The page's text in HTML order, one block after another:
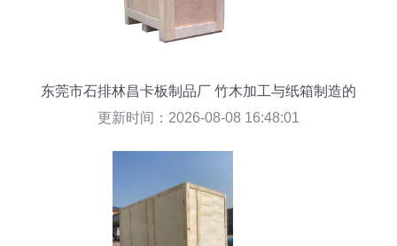
东莞市石排林昌卡板制品厂 竹木加工与纸箱制造的
匠心融合
更新时间：2026-08-08 16:48:01